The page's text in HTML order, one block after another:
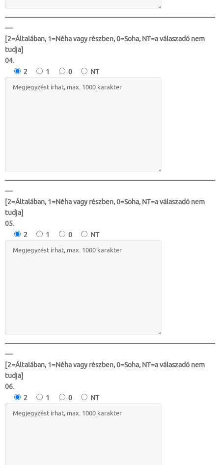
-----------------------------------------------------------------------------------------------------------
----
[2=Általában, 1=Néha vagy részben, 0=Soha, NT=a válaszadó nem
tudja]
04.
2
1 0 NT
-----------------------------------------------------------------------------------------------------------
----
[2=Általában, 1=Néha vagy részben, 0=Soha, NT=a válaszadó nem
tudja]
05.
2
1 0 NT
-----------------------------------------------------------------------------------------------------------
----
[2=Általában, 1=Néha vagy részben, 0=Soha, NT=a válaszadó nem
tudja]
06.
2
1 0 NT